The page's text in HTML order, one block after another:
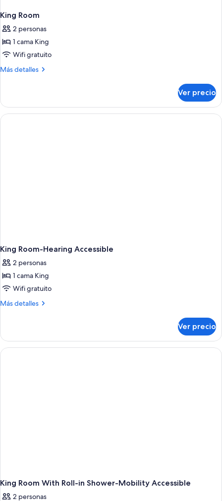
King Room
2 personas
1 cama King
Wifi gratuito
Más detalles
Más
Room
Ver precio
King Room-Hearing Accessible
2 personas
1 cama King
Wifi gratuito
Más detalles
Más
Room-
Hearing
Accessible
Ver precio
King Room With Roll-in Shower-Mobility Accessible
2 personas